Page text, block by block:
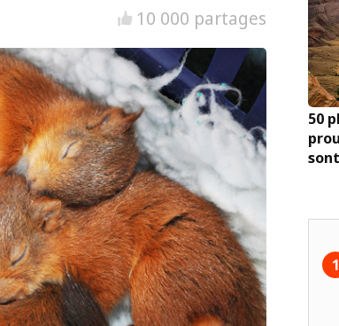
10 000 partages
50